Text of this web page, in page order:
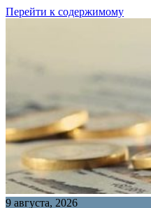
Перейти к содержимому
9 августа, 2026